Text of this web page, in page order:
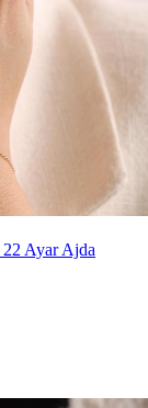
22 Ayar Ajda